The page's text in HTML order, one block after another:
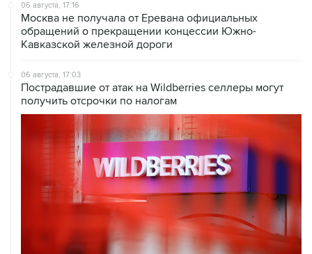
06 августа, 17:16
Москва не получала от Еревана официальных
обращений о прекращении концессии Южно-
Кавказской железной дороги
06 августа, 17:03
Пострадавшие от атак на Wildberries селлеры могут
получить отсрочки по налогам